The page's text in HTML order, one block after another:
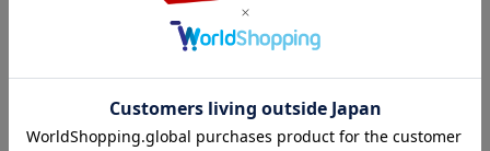
リック 色/特典アイテムセット＋特典アタッチメントセッ